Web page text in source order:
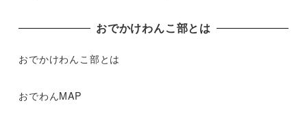
おでかけわんこ部とは
おでかけわんこ部とは
おでわんMAP